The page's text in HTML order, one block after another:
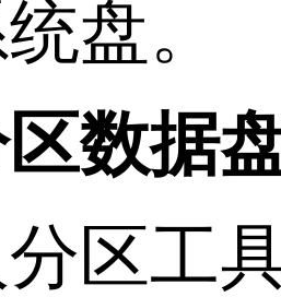
盘。
数据
区工